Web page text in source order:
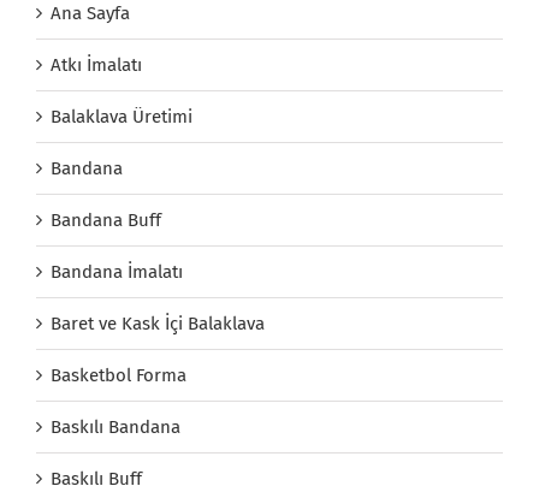
Ana Sayfa
Atkı İmalatı
Balaklava Üretimi
Bandana
Bandana Buff
Bandana İmalatı
Baret ve Kask İçi Balaklava
Basketbol Forma
Baskılı Bandana
Baskılı Buff